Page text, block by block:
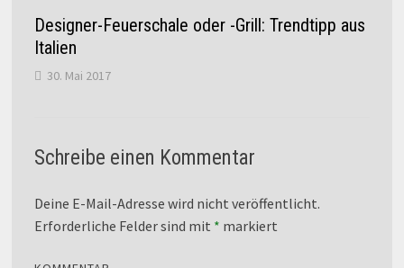
Designer-Feuerschale oder -Grill: Trendtipp aus
Italien
30. Mai 2017
Schreibe einen Kommentar
Deine E-Mail-Adresse wird nicht veröffentlicht.
Erforderliche Felder sind mit * markiert